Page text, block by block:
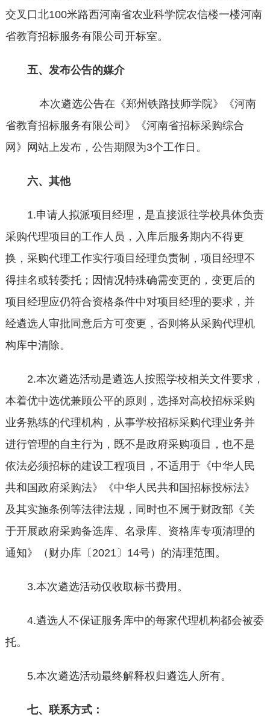
交叉口北100米路西河南省农业科学院农信楼一楼河南
省教育招标服务有限公司开标室。
五、发布公告的媒介
本次遴选公告在《郑州铁路技师学院》《河南
省教育招标服务有限公司》《河南省招标采购综合
网》网站上发布，公告期限为3个工作日。
六、 其他
1.申请人拟派项目经理，是直接派往学校具体负责
采购代理项目的工作人员，入库后服务期内不得更
换，采购代理工作实行项目经理负责制，项目经理不
得挂名或转委托；因情况特殊确需变更的，变更后的
项目经理应仍符合资格条件中对项目经理的要求，并
经遴选人审批同意后方可变更，否则将从采购代理机
构库中清除。
2.本次遴选活动是遴选人按照学校相关文件要求，
本着优中选优兼顾公平的原则，选择对高校招标采购
业务熟练的代理机构，从事学校招标采购代理业务并
进行管理的自主行为，既不是政府采购项目，也不是
依法必须招标的建设工程项目，不适用于《中华人民
共和国政府采购法》《中华人民共和国招标投标法》
及其实施条例等法律法规，同时也不属于财政部《关
于开展政府采购备选库、名录库、资格库专项清理的
通知》（财办库〔2021〕14号）的清理范围。
3.本次遴选活动仅收取标书费用。
4.遴选人不保证服务库中的每家代理机构都会被委
托。
5.本次遴选活动最终解释权归遴选人所有。
七、联系方式：